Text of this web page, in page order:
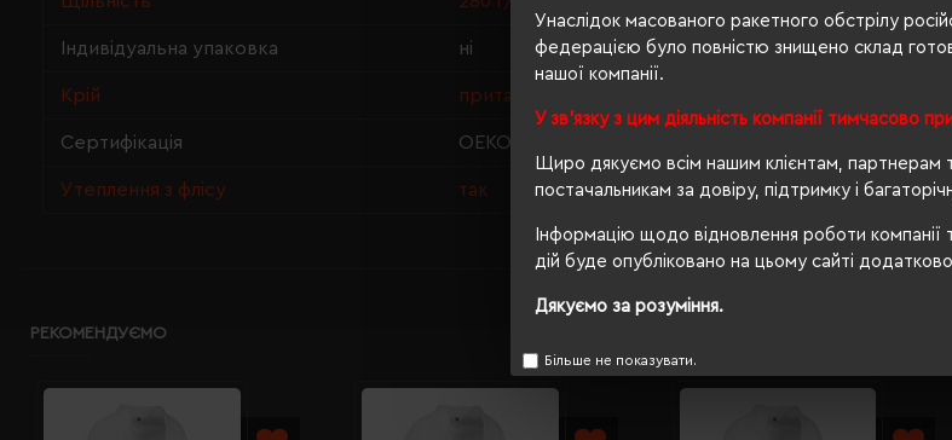
Унаслідок масованого ракетного обстрілу
федерацією було повністю знищено склад
нашої компанії.
У зв'язку з цим діяльність компанії тимчасово
Щиро дякуємо всім нашим клієнтам, партнерам
постачальникам за довіру, підтримку і
Інформацію щодо відновлення роботи компанії
дій буде опубліковано на цьому сайті
Дякуємо за розуміння.
Більше не показувати.
Індивідуальна упаковка ні
Крій приталений
Сертифікація OEKO-TEX® Standard 100, PETA-Approved Vegan,
Утеплення з флісу так
РЕКОМЕНДУЄМО